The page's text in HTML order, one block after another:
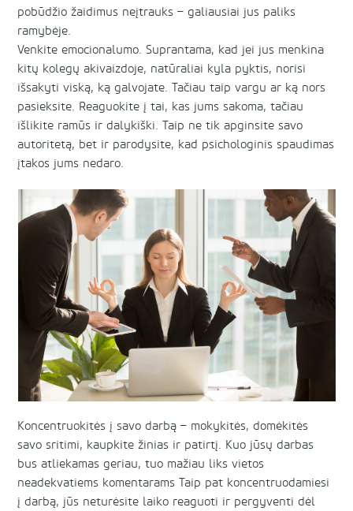
pobūdžio žaidimus neįtrauks – galiausiai jus paliks
ramybėje.
Venkite emocionalumo. Suprantama, kad jei jus menkina
kitų kolegų akivaizdoje, natūraliai kyla pyktis, norisi
išsakyti viską, ką galvojate. Tačiau taip vargu ar ką nors
pasieksite. Reaguokite į tai, kas jums sakoma, tačiau
išlikite ramūs ir dalykiški. Taip ne tik apginsite savo
autoritetą, bet ir parodysite, kad psichologinis spaudimas
įtakos jums nedaro.
Koncentruokitės į savo darbą – mokykitės, domėkitės
savo sritimi, kaupkite žinias ir patirtį. Kuo jūsų darbas
bus atliekamas geriau, tuo mažiau liks vietos
neadekvatiems komentarams Taip pat koncentruodamiesi
į darbą, jūs neturėsite laiko reaguoti ir pergyventi dėl